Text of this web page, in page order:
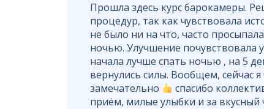
Прошла здесь курс барокамеры.
процедур, так как чувствовала
не было ни на что, часто
ночью. Улучшение почувствовала
начала лучше спать ночью , на 5
вернулись силы. Вообщем, сейчас я
замечательно
спасибо
приём, милые улыбки и за вкусный